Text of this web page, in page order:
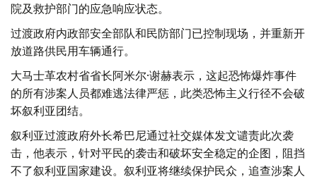
院及救护部门的应急响应状态。
过渡政府内政部安全部队和民防部门已控制现场，并重新开
放道路供民用车辆通行。
大马士革农村省省长阿米尔·谢赫表示，这起恐怖爆炸事件
的所有涉案人员都难逃法律严惩，此类恐怖主义行径不会破
坏叙利亚团结。
叙利亚过渡政府外长希巴尼通过社交媒体发文谴责此次袭
击，他表示，针对平民的袭击和破坏安全稳定的企图，阻挡
不了叙利亚国家建设。叙利亚将继续保护民众，追查涉案人